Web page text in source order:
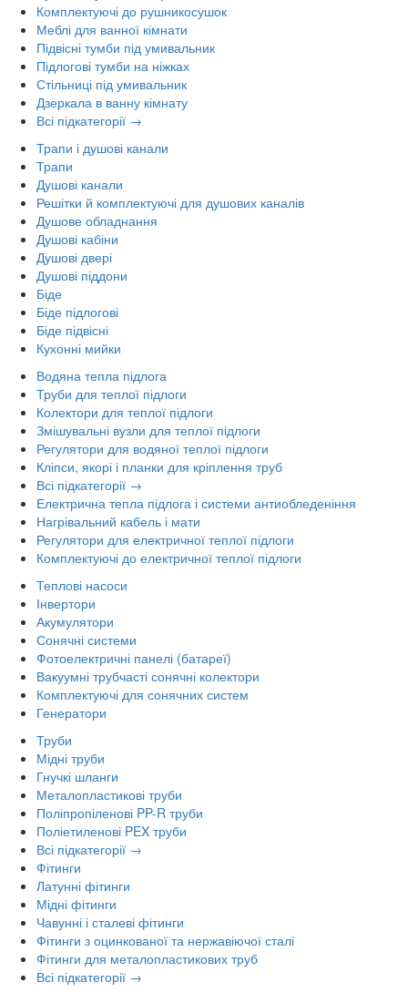
Комплектуючі до рушникосушок
Меблі для ванної кімнати
Підвісні тумби під умивальник
Підлогові тумби на ніжках
Стільниці під умивальник
Дзеркала в ванну кімнату
Всі підкатегорії →
Трапи і душові канали
Трапи
Душові канали
Решітки й комплектуючі для душових каналів
Душове обладнання
Душові кабіни
Душові двері
Душові піддони
Біде
Біде підлогові
Біде підвісні
Кухонні мийки
Водяна тепла підлога
Труби для теплої підлоги
Колектори для теплої підлоги
Змішувальні вузли для теплої підлоги
Регулятори для водяної теплої підлоги
Кліпси, якорі і планки для кріплення труб
Всі підкатегорії →
Електрична тепла підлога і системи антиобледеніння
Нагрівальний кабель і мати
Регулятори для електричної теплої підлоги
Комплектуючі до електричної теплої підлоги
Теплові насоси
Інвертори
Акумулятори
Сонячні системи
Фотоелектричні панелі (батареї)
Вакуумні трубчасті сонячні колектори
Комплектуючі для сонячних систем
Генератори
Труби
Мідні труби
Гнучкі шланги
Металопластикові труби
Поліпропіленові PP-R труби
Поліетиленові PEX труби
Всі підкатегорії →
Фітинги
Латунні фітинги
Мідні фітинги
Чавунні і сталеві фітинги
Фітинги з оцинкованої та нержавіючої сталі
Фітинги для металопластикових труб
Всі підкатегорії →